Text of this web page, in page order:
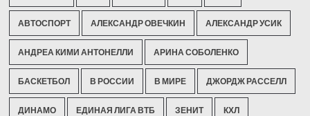
АВТОСПОРТ АЛЕКСАНДР ОВЕЧКИН АЛЕКСАНДР УСИК
АНДРЕА КИМИ АНТОНЕЛЛИ АРИНА СОБОЛЕНКО
БАСКЕТБОЛ В РОССИИ В МИРЕ ДЖОРДЖ РАССЕЛЛ
ДИНАМО ЕДИНАЯ ЛИГА ВТБ ЗЕНИТ КХЛ